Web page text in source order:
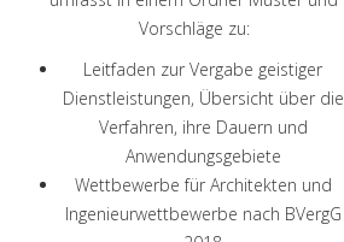
Vorschläge zu:
Leitfaden zur Vergabe geistiger
Dienstleistungen, Übersicht über die
Verfahren, ihre Dauern und
Anwendungsgebiete
Wettbewerbe für Architekten und
Ingenieurwettbewerbe nach BVergG